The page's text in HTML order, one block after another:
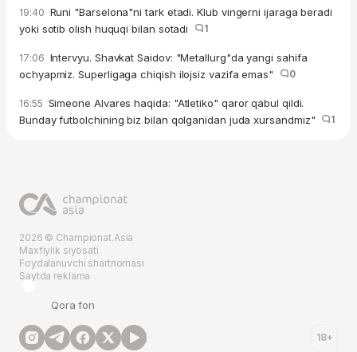
19:40 Runi "Barselona"ni tark etadi. Klub vingerni ijaraga beradi
yoki sotib olish huquqi bilan sotadi
1
17:06 Intervyu. Shavkat Saidov: "Metallurg"da yangi sahifa
ochyapmiz. Superligaga chiqish ilojsiz vazifa emas"
0
16:55 Simeone Alvares haqida: "Atletiko" qaror qabul qildi.
Bunday futbolchining biz bilan qolganidan juda xursandmiz"
1
2026 © Championat.Asia
Maxfiylik siyosati
Foydalanuvchi shartnomasi
Saytda reklama
Qora fon
18+